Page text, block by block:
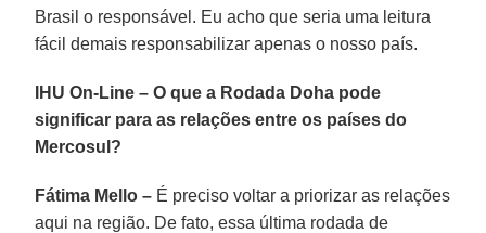
Brasil o responsável. Eu acho que seria uma leitura
fácil demais responsabilizar apenas o nosso país.
IHU On-Line – O que a Rodada Doha pode
significar para as relações entre os países do
Mercosul?
Fátima Mello – É preciso voltar a priorizar as relações
aqui na região. De fato, essa última rodada de